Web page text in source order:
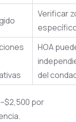
Verificar
HOA
del
por